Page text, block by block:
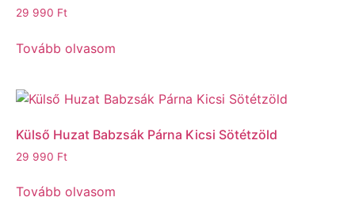
29 990 Ft
Tovább olvasom
Külső Huzat Babzsák Párna Kicsi Sötétzöld
29 990 Ft
Tovább olvasom